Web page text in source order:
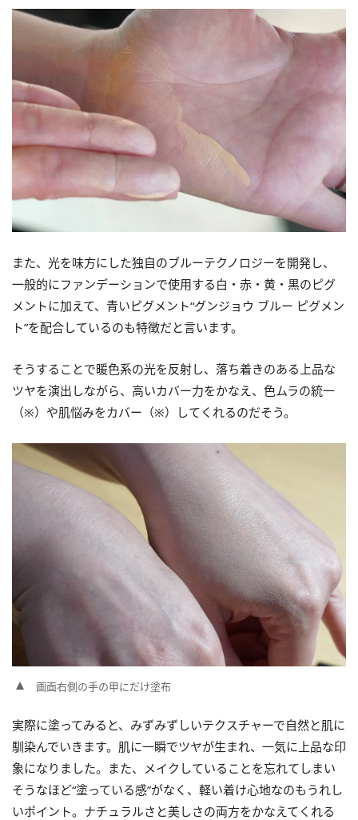
また、光を味方にした独自のブルーテクノロジーを開発し、
一般的にファンデーションで使用する白・赤・黄・黒のピグ
メントに加えて、青いピグメント“グンジョウ ブルー ピグメン
ト”を配合しているのも特徴だと言います。
そうすることで暖色系の光を反射し、落ち着きのある上品な
ツヤを演出しながら、高いカバー力をかなえ、色ムラの統一
（※）や肌悩みをカバー（※）してくれるのだそう。
画面右側の手の甲にだけ塗布
実際に塗ってみると、みずみずしいテクスチャーで自然と肌に
馴染んでいきます。肌に一瞬でツヤが生まれ、一気に上品な印
象になりました。また、メイクしていることを忘れてしまい
そうなほど“塗っている感”がなく、軽い着け心地なのもうれし
いポイント。ナチュラルさと美しさの両方をかなえてくれる